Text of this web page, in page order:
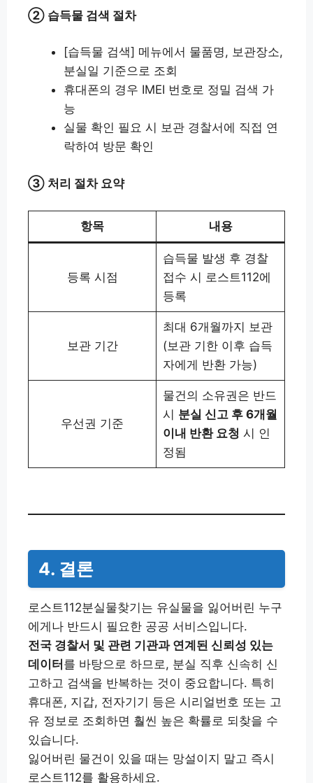
② 습득물 검색 절차
[습득물 검색] 메뉴에서 물품명, 보관장소,
분실일 기준으로 조회
휴대폰의 경우 IMEI 번호로 정밀 검색 가
능
실물 확인 필요 시 보관 경찰서에 직접 연
락하여 방문 확인
③ 처리 절차 요약
항목 내용
등록 시점
습득물 발생 후 경찰
접수 시 로스트112에
등록
보관 기간
최대 6개월까지 보관
(보관 기한 이후 습득
자에게 반환 가능)
우선권 기준
물건의 소유권은 반드
시 분실 신고 후 6개월
이내 반환 요청 시 인
정됨
4. 결론
로스트112분실물찾기는 유실물을 잃어버린 누구
에게나 반드시 필요한 공공 서비스입니다.
전국 경찰서 및 관련 기관과 연계된 신뢰성 있는
데이터 를 바탕으로 하므로, 분실 직후 신속히 신
고하고 검색을 반복하는 것이 중요합니다. 특히
휴대폰, 지갑, 전자기기 등은 시리얼번호 또는 고
유 정보로 조회하면 훨씬 높은 확률로 되찾을 수
있습니다.
잃어버린 물건이 있을 때는 망설이지 말고 즉시
로스트112를 활용하세요.